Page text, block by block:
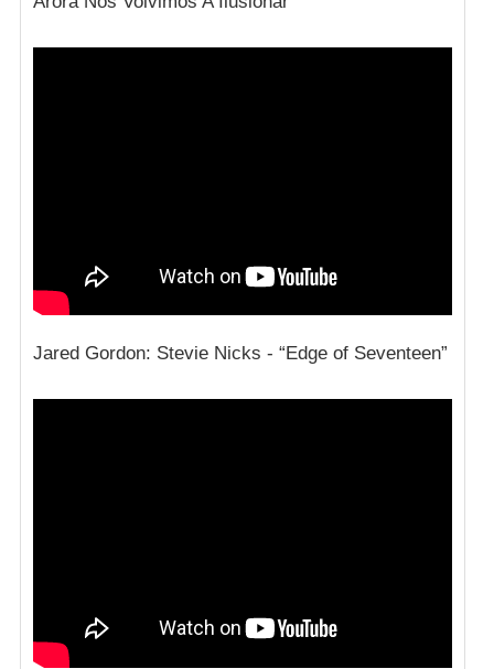
Jared Gordon: Stevie Nicks - “Edge of Seventeen”